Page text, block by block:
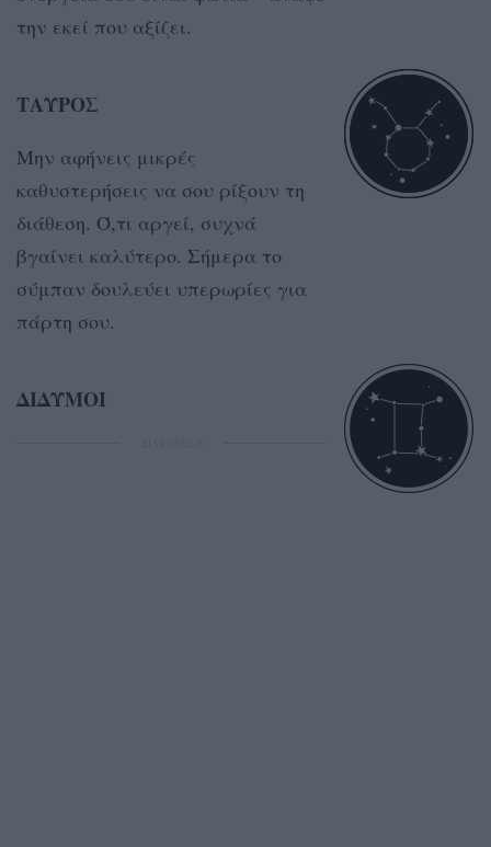
την εκεί που αξίζει.
ΤΑΥΡΟΣ
Μην αφήνεις μικρές
καθυστερήσεις να σου ρίξουν τη
διάθεση. Ό,τι αργεί, συχνά
βγαίνει καλύτερο. Σήμερα το
σύμπαν δουλεύει υπερωρίες για
πάρτη σου.
ΔΙΔΥΜΟΙ